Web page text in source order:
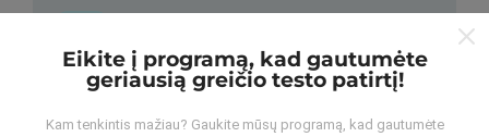
Eikite į programą, kad gautumėte
geriausią greičio testo patirtį!
Kam tenkintis mažiau? Gaukite mūsų programą, kad gautumėte